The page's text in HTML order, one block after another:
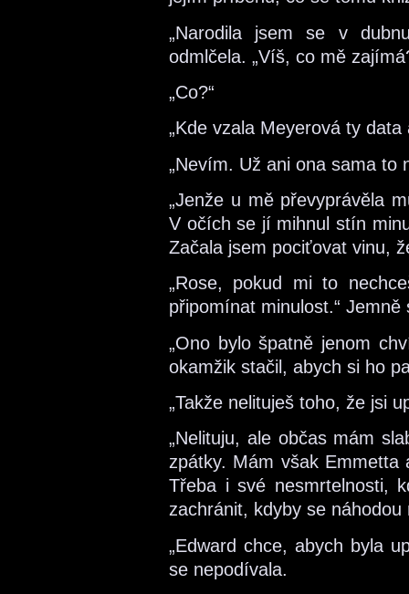
„Narodila jsem se v
odmlčela. „Víš, co mě
„Co?“
„Kde vzala Meyerová ty
„Nevím. Už ani ona sama to
„Jenže u mě převyprávěla
V očích se jí mihnul stín
Začala jsem pociťovat vinu,
„Rose, pokud mi to
připomínat minulost.“
„Ono bylo špatně jenom
okamžik stačil, abych si ho
„Takže nelituješ toho, že jsi
„Nelituju, ale občas mám
zpátky. Mám však Emmetta
Třeba i své nesmrtelnosti,
zachránit, kdyby se náhodou
„Edward chce, abych byla
se nepodívala.